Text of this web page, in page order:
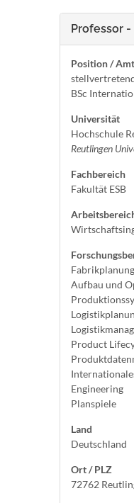
Professor
Position /
BSc
Universität
Hochschule
Reutlingen
Fachbereich
Fakultät ESB
Fabrikplanung
Aufbau und
Product
Engineering
Planspiele
Land
Deutschland
Ort / PLZ
72762